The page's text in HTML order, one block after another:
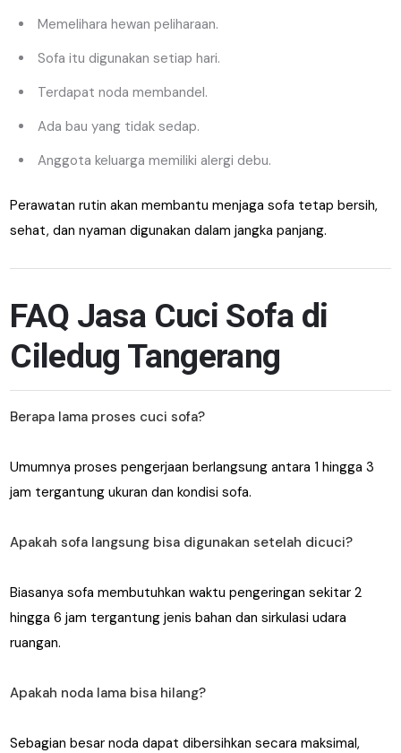
Memelihara hewan peliharaan.
Sofa itu digunakan setiap hari.
Terdapat noda membandel.
Ada bau yang tidak sedap.
Anggota keluarga memiliki alergi debu.
Perawatan rutin akan membantu menjaga sofa tetap bersih,
sehat, dan nyaman digunakan dalam jangka panjang.
FAQ Jasa Cuci Sofa di
Ciledug Tangerang
Berapa lama proses cuci sofa?
Umumnya proses pengerjaan berlangsung antara 1 hingga 3
jam tergantung ukuran dan kondisi sofa.
Apakah sofa langsung bisa digunakan setelah dicuci?
Biasanya sofa membutuhkan waktu pengeringan sekitar 2
hingga 6 jam tergantung jenis bahan dan sirkulasi udara
ruangan.
Apakah noda lama bisa hilang?
Sebagian besar noda dapat dibersihkan secara maksimal,